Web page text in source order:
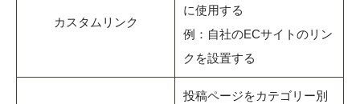
カスタムリンク
に使用する
例：自社のECサイトのリン
クを設置する
投稿ページをカテゴリー別